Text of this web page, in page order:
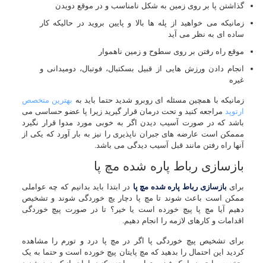
گذاشتن پا بر روی زمین به شکل نامناسب و در موقع دویدن
زمانیکه می خواهید از پله ها بالا و پایین بروید در حالیکه کار
ساده ای به نظر می آید
موقع راه رفتن بر روی سطوح و زمین ناهموار
انجام دادن ورزش هایی از قبیل بسکتبال، فوتبال، دومیدانی و
غیره
زمانیکه با همچین مسئله ای روبرو شدید حتما باید به بهترین متخصص
ارتوپد مراجعه کنید و تحت درمان قرار گیرید زیرا پا عضو حساسی می
باشد که در صورت آسیب دیدن اگر به خوبی مورد مدوا قرار نگیرد
مممکن است عارضه های جبران ناپذیری را نیز به بار آورد که یکی از
آنها راه رفتن مانند قبل آسیب دیدگی می باشد.
بازسازی رباط پاره شده مچ پا
برای بازسازی رباط پاره شده مچ پا در ابتدا باید بدانیم که چه عواملی
ممکن است باعث شوند تا مچ پا دچار یچ خوردگی شوند و تشخیص
دهیم آیا مچ پا پیچ خورده است یا خیر؟ تا در صورت پیچ خوردگی
اقدامات و کارهای لازمه را انجام دهیم.
برای تشخیص پیچ خوردگی پا اگر در مچ پا درد و تورم را مشاهده
کردید این احتمال را بدهید که مچ پایتان پیچ خورده است و حتما به یک